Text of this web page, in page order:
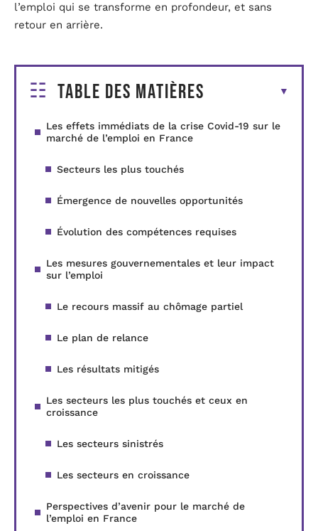
l’emploi qui se transforme en profondeur, et sans
retour en arrière.
Table des matières
Les effets immédiats de la crise Covid-19 sur le
marché de l’emploi en France
Secteurs les plus touchés
Émergence de nouvelles opportunités
Évolution des compétences requises
Les mesures gouvernementales et leur impact
sur l’emploi
Le recours massif au chômage partiel
Le plan de relance
Les résultats mitigés
Les secteurs les plus touchés et ceux en
croissance
Les secteurs sinistrés
Les secteurs en croissance
Perspectives d’avenir pour le marché de
l’emploi en France